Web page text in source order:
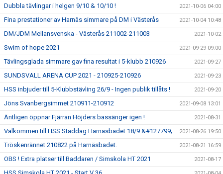
Dubbla tävlingar i helgen 9/10 & 10/10 ! 2021-10-06 04:00
Fina prestationer av Harnäs simmare på DM i Västerås 2021-10-04 10:48
DM/JDM Mellansvenska - Västerås 211002-211003 2021-10-02
Swim of hope 2021 2021-09-29 09:00
Tävlingsglada simmare gav fina resultat i 5-klubb 210926 2021-09-27
SUNDSVALL ARENA CUP 2021 - 210925-210926 2021-09-23
HSS inbjuder till 5-Klubbstävling 26/9 - Ingen publik tillåts ! 2021-09-20
Jöns Svanbergsimmet 210911-210912 2021-09-08 13:01
Äntligen öppnar Fjärran Höjders bassänger igen ! 2021-08-31
Välkommen till HSS Städdag Harnäsbadet 18/9 &#127799; 2021-08-26 19:50
Tröskenrännet 210822 på Harnäsbadet. 2021-08-21 16:59
OBS ! Extra platser till Baddaren / Simskola HT 2021 2021-08-17